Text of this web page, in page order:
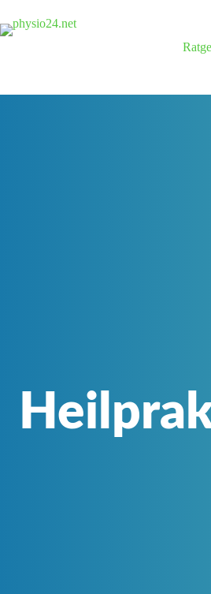
Inhalt
springen